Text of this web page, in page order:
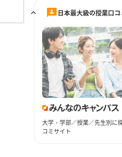
日本最大級の授業口
大学・学部／授業／先生別に
コミサイト